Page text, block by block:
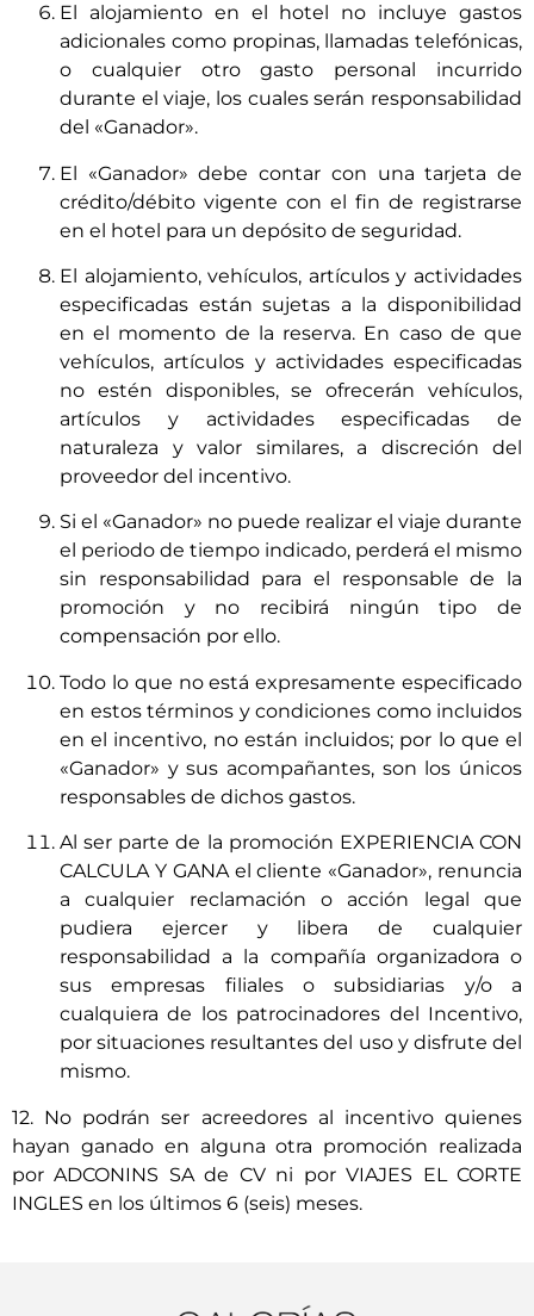
El alojamiento en el hotel no incluye gastos
adicionales como propinas, llamadas telefónicas,
o cualquier otro gasto personal incurrido
durante el viaje, los cuales serán responsabilidad
del «Ganador».
El «Ganador» debe contar con una tarjeta de
crédito/débito vigente con el fin de registrarse
en el hotel para un depósito de seguridad.
El alojamiento, vehículos, artículos y actividades
especificadas están sujetas a la disponibilidad
en el momento de la reserva. En caso de que
vehículos, artículos y actividades especificadas
no estén disponibles, se ofrecerán vehículos,
artículos y actividades especificadas de
naturaleza y valor similares, a discreción del
proveedor del incentivo.
Si el «Ganador» no puede realizar el viaje durante
el periodo de tiempo indicado, perderá el mismo
sin responsabilidad para el responsable de la
promoción y no recibirá ningún tipo de
compensación por ello.
Todo lo que no está expresamente especificado
en estos términos y condiciones como incluidos
en el incentivo, no están incluidos; por lo que el
«Ganador» y sus acompañantes, son los únicos
responsables de dichos gastos.
Al ser parte de la promoción EXPERIENCIA CON
CALCULA Y GANA el cliente «Ganador», renuncia
a cualquier reclamación o acción legal que
pudiera ejercer y libera de cualquier
responsabilidad a la compañía organizadora o
sus empresas filiales o subsidiarias y/o a
cualquiera de los patrocinadores del Incentivo,
por situaciones resultantes del uso y disfrute del
mismo.
12. No podrán ser acreedores al incentivo quienes
hayan ganado en alguna otra promoción realizada
por ADCONINS SA de CV ni por VIAJES EL CORTE
INGLES en los últimos 6 (seis) meses.